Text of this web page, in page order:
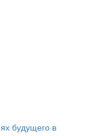
будущего в